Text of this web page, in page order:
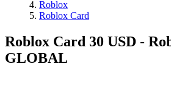
Roblox
Roblox Card
Roblox Card 30 USD -
GLOBAL